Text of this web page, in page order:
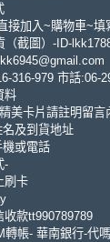
接加入~購物車~
（截圖）-ID-
316-979 市話:06-
料
美卡片請註明留言
名及到貨地址
或電話
-
刷卡
款tt990789789
帳- 華南銀行-代